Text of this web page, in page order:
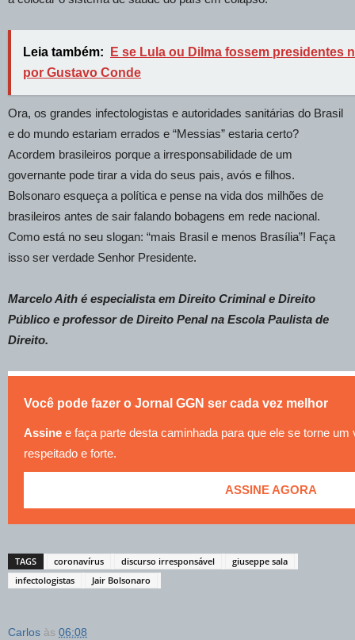
Leia também:
E se Lula ou Dilma fossem presidentes
por Gustavo Conde
Ora, os grandes infectologistas e autoridades sanitárias do Brasil
e do mundo estariam errados e “Messias” estaria certo?
Acordem brasileiros porque a irresponsabilidade de um
governante pode tirar a vida do seus pais, avós e filhos.
Bolsonaro esqueça a política e pense na vida dos milhões de
brasileiros antes de sair falando bobagens em rede nacional.
Como está no seu slogan: “mais Brasil e menos Brasília”! Faça
isso ser verdade Senhor Presidente.
Marcelo Aith é especialista em Direito Criminal e Direito
Público e professor de Direito Penal na Escola Paulista de
Direito.
Você pode fazer o Jornal GGN ser cada vez melhor
Assine e faça parte desta caminhada para que ele se torne
respeitado e forte.
ASSINE AGORA
TAGS coronavírus discurso irresponsável
giuseppe sala
infectologistas
Jair Bolsonaro
Carlos às 06:08